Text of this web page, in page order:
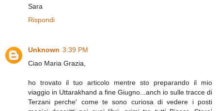
Sara
Rispondi
Unknown 3:39 PM
Ciao Maria Grazia,
ho trovato il tuo articolo mentre sto preparando il mio
viaggio in Uttarakhand a fine Giugno...anch io sulle tracce di
Terzani perche' come te sono curiosa di vedere i posti